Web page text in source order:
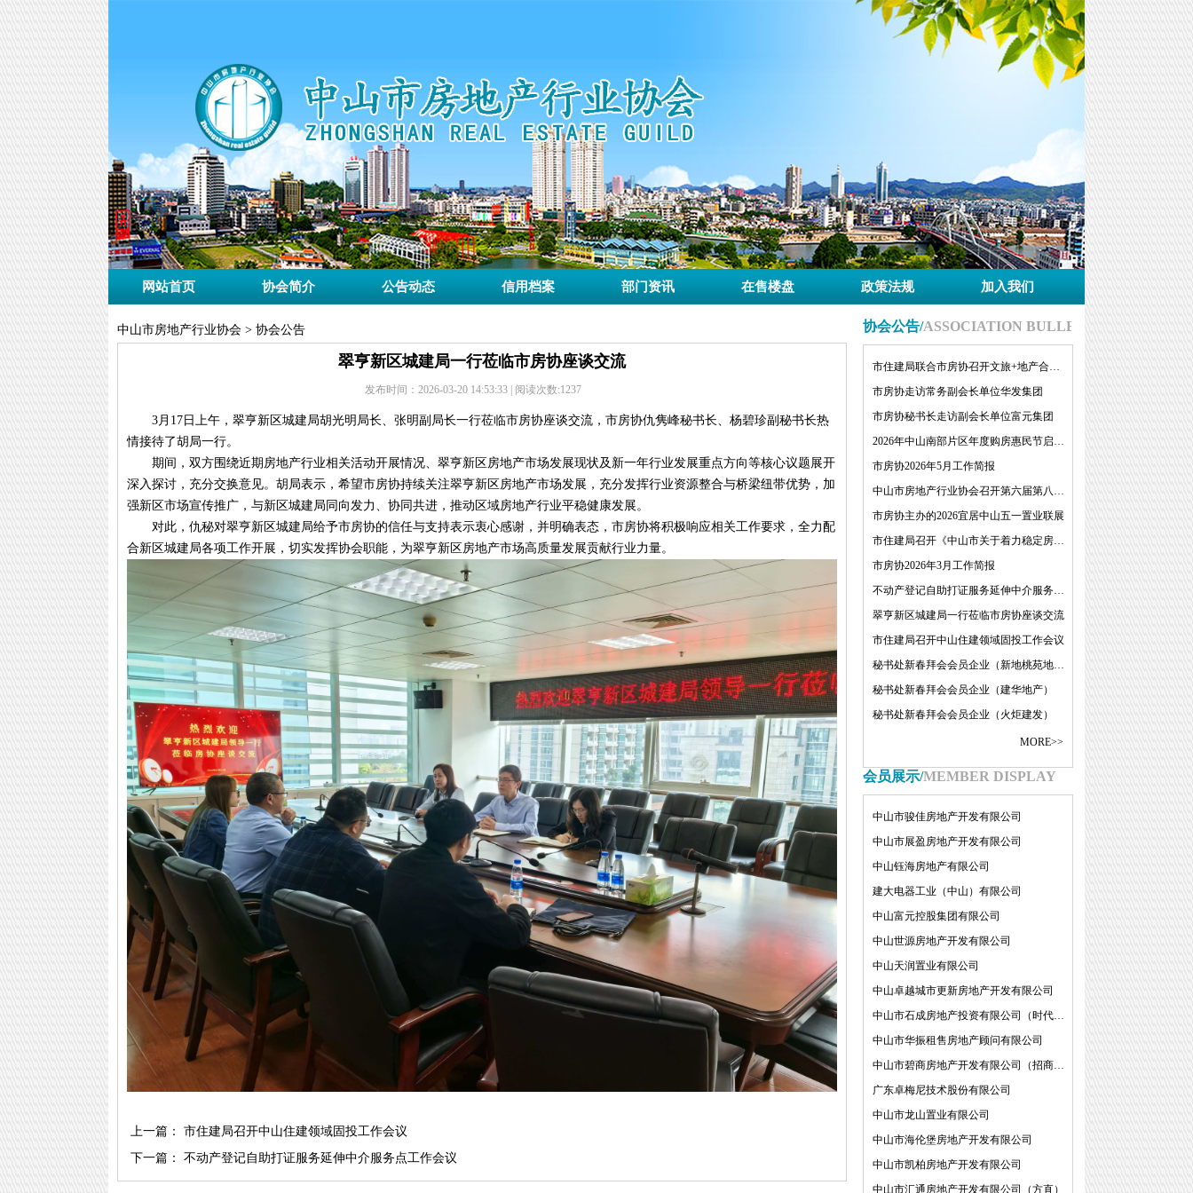
网站首页 协会简介 公告动态 信用档案 部门资讯 在售楼盘 政策法规 加入我们
中山市房地产行业协会 > 协会公告
翠亨新区城建局一行莅临市房协座谈交流
发布时间：2026-03-20 14:53:33 | 阅读次数:1237
3月17日上午，翠亨新区城建局胡光明局长、张明副局长一行莅临市房协座谈交流，市房协仇隽峰秘书长、杨碧珍副秘书长热
情接待了胡局一行。
期间，双方围绕近期房地产行业相关活动开展情况、翠亨新区房地产市场发展现状及新一年行业发展重点方向等核心议题展开
深入探讨，充分交换意见。胡局表示，希望市房协持续关注翠亨新区房地产市场发展，充分发挥行业资源整合与桥梁纽带优势，加
强新区市场宣传推广，与新区城建局同向发力、协同共进，推动区域房地产行业平稳健康发展。
对此，仇秘对翠亨新区城建局给予市房协的信任与支持表示衷心感谢，并明确表态，市房协将积极响应相关工作要求，全力配
合新区城建局各项工作开展，切实发挥协会职能，为翠亨新区房地产市场高质量发展贡献行业力量。
上一篇：
市住建局召开中山住建领域固投工作会议
下一篇：
不动产登记自助打证服务延伸中介服务点工作会议
协会公告/ASSOCIATION BULLETINMORE
市住建局联合市房协召开文旅+地产合作对接会
市房协走访常务副会长单位华发集团
市房协秘书长走访副会长单位富元集团
2026年中山南部片区年度购房惠民节启动仪式
市房协2026年5月工作简报
中山市房地产行业协会召开第六届第八次理事会
市房协主办的2026宜居中山五一置业联展
市住建局召开《中山市关于着力稳定房地产市场的若干措施(征求意见稿）》专题研讨会
市房协2026年3月工作简报
不动产登记自助打证服务延伸中介服务点工作会议
翠亨新区城建局一行莅临市房协座谈交流
市住建局召开中山住建领域固投工作会议
秘书处新春拜会会员企业（新地桃苑地产）
秘书处新春拜会会员企业（建华地产）
秘书处新春拜会会员企业（火炬建发）
MORE>>
会员展示/MEMBER DISPLAY
中山市骏佳房地产开发有限公司
中山市展盈房地产开发有限公司
中山钰海房地产有限公司
建大电器工业（中山）有限公司
中山富元控股集团有限公司
中山世源房地产开发有限公司
中山天润置业有限公司
中山卓越城市更新房地产开发有限公司
中山市石成房地产投资有限公司（时代中国）
中山市华振租售房地产顾问有限公司
中山市碧商房地产开发有限公司（招商蛇口）
广东卓梅尼技术股份有限公司
中山市龙山置业有限公司
中山市海伦堡房地产开发有限公司
中山市凯柏房地产开发有限公司
中山市汇通房地产开发有限公司（方直）